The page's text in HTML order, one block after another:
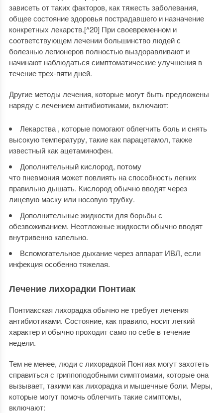
зависеть от таких факторов, как тяжесть заболевания,
общее состояние здоровья пострадавшего и назначение
конкретных лекарств.[^20] При своевременном и
соответствующем лечении большинство людей с
болезнью легионеров полностью выздоравливают и
начинают наблюдаться симптоматические улучшения в
течение трех-пяти дней.
Другие методы лечения, которые могут быть предложены
наряду с лечением антибиотиками, включают:
Лекарства , которые помогают облегчить боль и снять
высокую температуру, такие как парацетамол, также
известный как ацетаминофен.
Дополнительный кислород, потому
что пневмония может повлиять на способность легких
правильно дышать. Кислород обычно вводят через
лицевую маску или носовую трубку.
Дополнительные жидкости для борьбы с
обезвоживанием. Неотложные жидкости обычно вводят
внутривенно капельно.
Вспомогательное дыхание через аппарат ИВЛ, если
инфекция особенно тяжелая.
Лечение лихорадки Понтиак
Понтиакская лихорадка обычно не требует лечения
антибиотиками. Состояние, как правило, носит легкий
характер и обычно проходит само по себе в течение
недели.
Тем не менее, люди с лихорадкой Понтиак могут захотеть
справиться с гриппоподобными симптомами, которые она
вызывает, такими как лихорадка и мышечные боли. Меры,
которые могут помочь облегчить такие симптомы,
включают: